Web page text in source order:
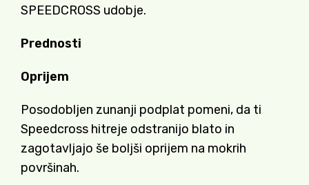
SPEEDCROSS udobje.
Prednosti
Oprijem
Posodobljen zunanji podplat pomeni, da ti
Speedcross hitreje odstranijo blato in
zagotavljajo še boljši oprijem na mokrih
površinah.